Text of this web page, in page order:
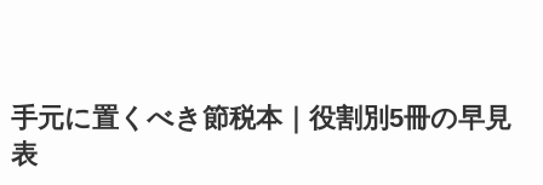
手元に置くべき節税本｜役割別5冊の早見
表